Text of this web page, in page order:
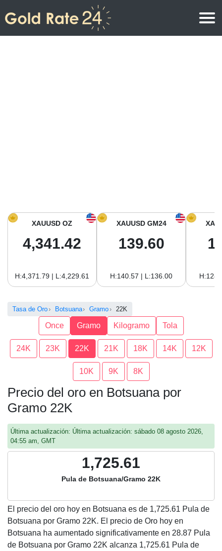
Precio del Oro hoy en América del sur
XAUUSD OZ
4,341.42
H:4,371.79 | L:4,229.61
XAUUSD GM24
139.60
H:140.57 | L:136.00
Tasa de Oro Botsuana Gramo 22K
Once Gramo Kilogramo Tola
24K 23K 22K 21K 18K 14K 12K
10K 9K 8K
Precio del oro en Botsuana por
Gramo 22K
Última actualización: Última actualización: sábado 08 agosto 2026,
04:55 am, GMT
1,725.61
Pula de Botsuana/Gramo 22K
El precio del oro hoy en Botsuana es de 1,725.61 Pula de
Botsuana por Gramo 22K. El precio de Oro hoy en
Botsuana ha aumentado significativamente en 28.87 Pula
de Botsuana por Gramo 22K alcanza 1,725.61 Pula de